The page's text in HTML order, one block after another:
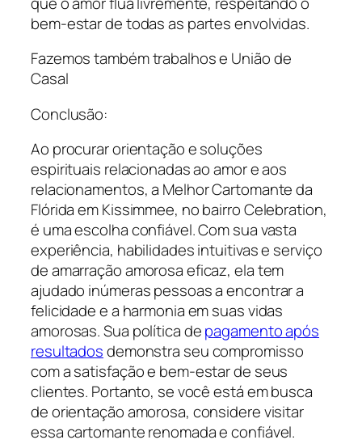
bem-estar de todas as partes envolvidas.
Fazemos também trabalhos e União de
Casal
Conclusão:
Ao procurar orientação e soluções
espirituais relacionadas ao amor e aos
relacionamentos, a Melhor Cartomante da
Flórida em Kissimmee, no bairro Celebration,
é uma escolha confiável. Com sua vasta
experiência, habilidades intuitivas e serviço
de amarração amorosa eficaz, ela tem
ajudado inúmeras pessoas a encontrar a
felicidade e a harmonia em suas vidas
amorosas. Sua política depagamento após
resultadosdemonstra seu compromisso
com a satisfação e bem-estar de seus
clientes. Portanto, se você está em busca
de orientação amorosa, considere visitar
essa cartomante renomada e confiável.